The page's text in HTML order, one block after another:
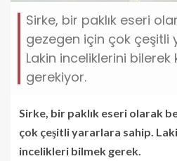
Sirke, bir paklık eseri
gezegen için çok çeşitli
Lakin inceliklerini
gerekiyor.
Sirke, bir paklık eseri olarak
çok çeşitli yararlara sahip.
incelikleri bilmek gerek.